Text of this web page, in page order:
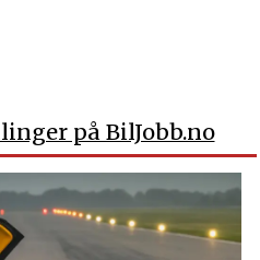
på BilJobb.no